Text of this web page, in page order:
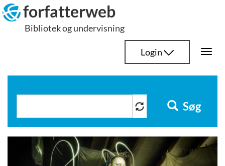
Hop
til
indhold
forfatterweb
Bibliotek og undervisning
Login
Søg